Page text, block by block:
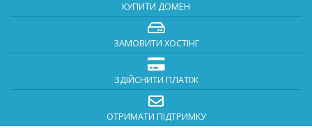
КУПИТИ ДОМЕН
ЗАМОВИТИ ХОСТІНГ
ЗДІЙСНИТИ ПЛАТІЖ
ОТРИМАТИ ПІДТРИМКУ